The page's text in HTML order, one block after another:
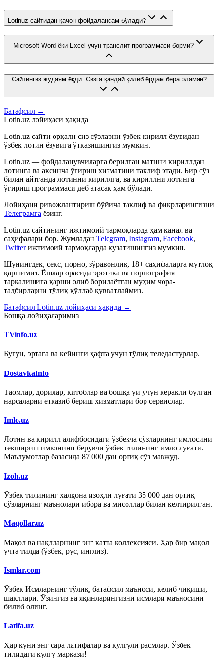
Lotinuz сайтидан қачон фойдалансам бўлади?
Microsoft Word ёки Excel учун транслит программаси борми?
Сайтингиз жудаям ёқди. Сизга қандай қилиб ёрдам бера оламан?
Батафсил →
Lotin.uz лойиҳаси ҳақида
Lotin.uz сайти орқали сиз сўзларни ўзбек кирилл ёзувидан
ўзбек лотин ёзувига ўтказишингиз мумкин.
Lotin.uz — фойдаланувчиларга берилган матнни кириллдан
лотинга ва аксинча ўгириш хизматини таклиф этади. Бир сўз
билан айтганда лотинни кириллга, ва кириллни лотинга
ўгириш программаси деб атасак ҳам бўлади.
Лойиҳани ривожлантириш бўйича таклиф ва фикрларингизни
Телеграмга ёзинг.
Lotin.uz сайтининг ижтимоий тармоқларда ҳам канал ва
саҳифалари бор. Жумладан Telegram, Instagram, Facebook,
Twitter ижтимоий тармоқларда кузатишингиз мумкин.
Шунингдек, секс, порно, зўравонлик, 18+ саҳифаларга мутлоқ
қаршимиз. Ёшлар орасида эротика ва порнография
тарқалишига қарши олиб борилаётган муҳим чора-
тадбирларни тўлиқ қўллаб қувватлаймиз.
Батафсил Lotin.uz лойиҳаси ҳақида →
Бошқа лойиҳаларимиз
TVinfo.uz
Бугун, эртага ва кейинги ҳафта учун тўлиқ теледастурлар.
DostavkaInfo
Таомлар, дорилар, китоблар ва бошқа уй учун керакли бўлган
нарсаларни етказиб бериш хизматлари бор сервислар.
Imlo.uz
Лотин ва кирилл алифбосидаги ўзбекча сўзларнинг имлосини
текшириш имконини берувчи ўзбек тилининг имло луғати.
Маълумотлар базасида 87 000 дан ортиқ сўз мавжуд.
Izoh.uz
Ўзбек тилининг халқона изоҳли луғати 35 000 дан ортиқ
сўзларнинг маънолари ибора ва мисоллар билан келтирилган.
Maqollar.uz
Мақол ва нақлларнинг энг катта коллексияси. Ҳар бир мақол
учта тилда (ўзбек, рус, инглиз).
Ismlar.com
Ўзбек Исмларнинг тўлиқ, батафсил маъноси, келиб чиқиши,
шакллари. Ўзингиз ва яқинларингизни исмлари маъносини
билиб олинг.
Latifa.uz
Ҳар куни энг сара латифалар ва кулгули расмлар. Ўзбек
тилидаги кулгу маркази!